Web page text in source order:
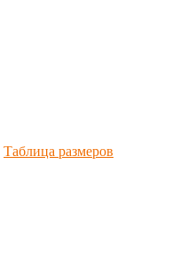
Таблица размеров